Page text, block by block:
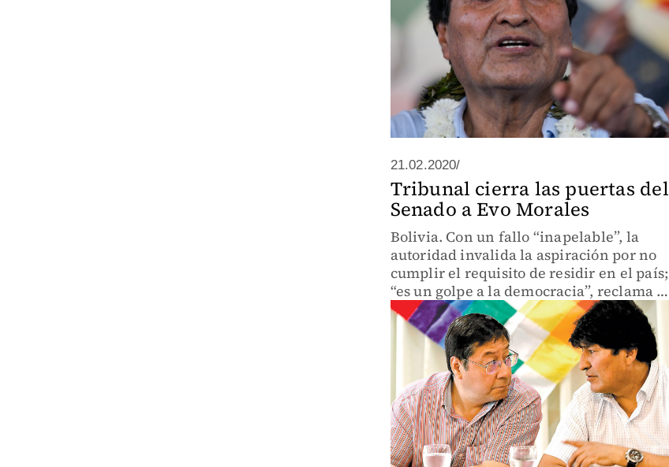
21.02.2020/
Tribunal cierra las puertas del
Senado a Evo Morales
Bolivia. Con un fallo “inapelable”, la
autoridad invalida la aspiración por no
cumplir el requisito de residir en el país;
“es un golpe a la democracia”, reclama el
ex presidente.